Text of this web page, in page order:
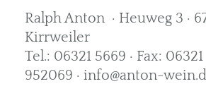
Ralph Anton · Heuweg 3 ·
Kirrweiler
Tel.: 06321 5669 · Fax: 06321
952069 · info@anton-